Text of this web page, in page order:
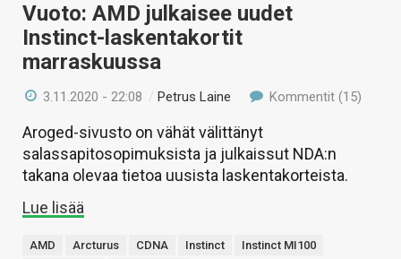
HAKU
Vuoto: AMD julkaisee uudet
Instinct-laskentakortit
marraskuussa
3.11.2020 - 22:08 / Petrus Laine Kommentit (15)
Aroged-sivusto on vähät välittänyt
salassapitosopimuksista ja julkaissut NDA:n
takana olevaa tietoa uusista laskentakorteista.
Lue lisää
AMD Arcturus CDNA Instinct
Instinct MI100